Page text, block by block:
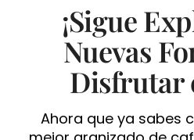
¡Sigue
Nuevas
Disfrutar
Ahora que ya sabes